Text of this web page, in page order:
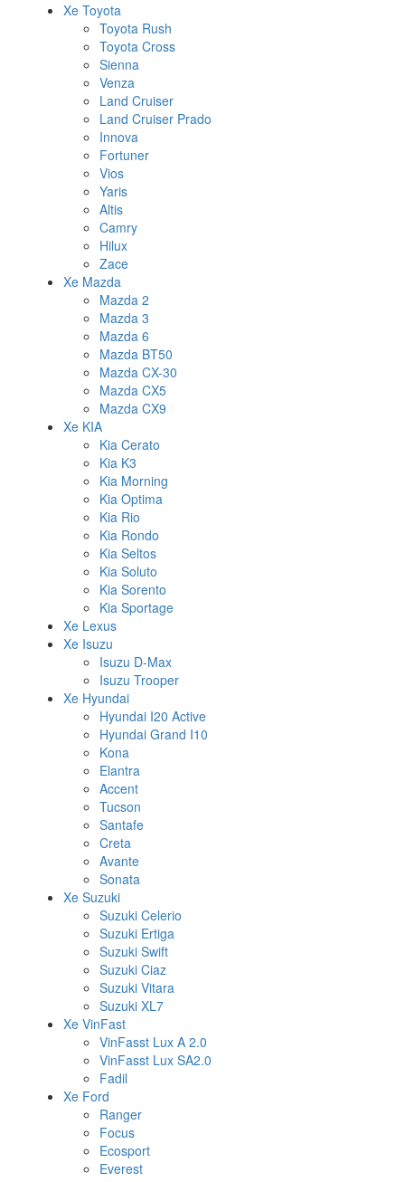
Xe Toyota
Toyota Rush
Toyota Cross
Sienna
Venza
Land Cruiser
Land Cruiser Prado
Innova
Fortuner
Vios
Yaris
Altis
Camry
Hilux
Zace
Xe Mazda
Mazda 2
Mazda 3
Mazda 6
Mazda BT50
Mazda CX-30
Mazda CX5
Mazda CX9
Xe KIA
Kia Cerato
Kia K3
Kia Morning
Kia Optima
Kia Rio
Kia Rondo
Kia Seltos
Kia Soluto
Kia Sorento
Kia Sportage
Xe Lexus
Xe Isuzu
Isuzu D-Max
Isuzu Trooper
Xe Hyundai
Hyundai I20 Active
Hyundai Grand I10
Kona
Elantra
Accent
Tucson
Santafe
Creta
Avante
Sonata
Xe Suzuki
Suzuki Celerio
Suzuki Ertiga
Suzuki Swift
Suzuki Ciaz
Suzuki Vitara
Suzuki XL7
Xe VinFast
VinFasst Lux A 2.0
VinFasst Lux SA2.0
Fadil
Xe Ford
Ranger
Focus
Ecosport
Everest